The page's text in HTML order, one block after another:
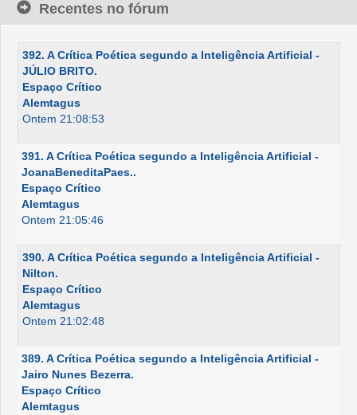
Recentes no fórum
392. A Crítica Poética segundo a Inteligência Artificial -
JÚLIO BRITO.
Espaço Crítico
Alemtagus
Ontem 21:08:53
391. A Crítica Poética segundo a Inteligência Artificial -
JoanaBeneditaPaes..
Espaço Crítico
Alemtagus
Ontem 21:05:46
390. A Crítica Poética segundo a Inteligência Artificial -
Nilton.
Espaço Crítico
Alemtagus
Ontem 21:02:48
389. A Crítica Poética segundo a Inteligência Artificial -
Jairo Nunes Bezerra.
Espaço Crítico
Alemtagus